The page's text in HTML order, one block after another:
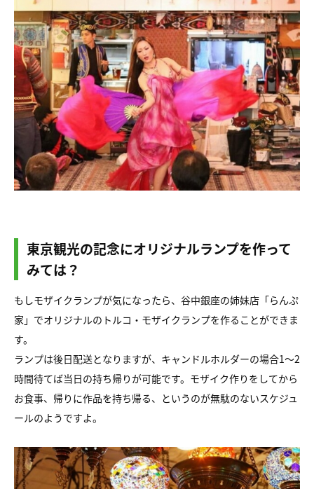
東京観光の記念にオリジナルランプを作って
みては？
もしモザイクランプが気になったら、谷中銀座の姉妹店「らんぷ
家」でオリジナルのトルコ・モザイクランプを作ることができま
す。
ランプは後日配送となりますが、キャンドルホルダーの場合1〜2
時間待てば当日の持ち帰りが可能です。モザイク作りをしてから
お食事、帰りに作品を持ち帰る、というのが無駄のないスケジュ
ールのようですよ。